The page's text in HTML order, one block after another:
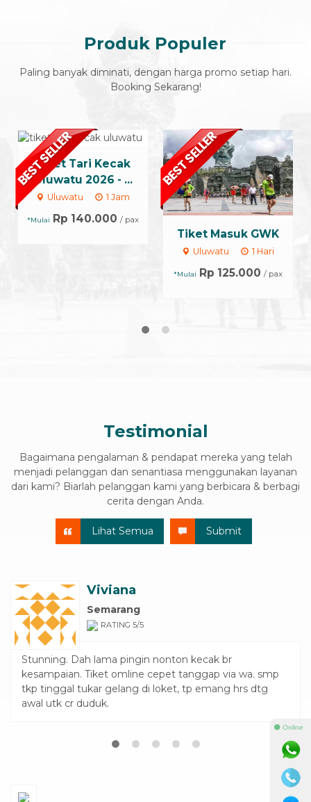
Produk Populer
Paling banyak diminati, dengan harga promo setiap hari.
Booking Sekarang!
Tiket Tari Kecak
Melasti
Testimonial
menjadi pelanggan dan senantiasa menggunakan layanan
dari kami? Biarlah pelanggan kami yang berbicara & berbagi
cerita dengan Anda.
Lihat Semua Submit
Bandung
RATING 5/5
saya beli voucher tari kecak disini, prosesnya cepet
banget..sat set sat set! Padahal sebelumnya cek di
situs sebelah abis, tapi mereka ini nyediain tiketnya
bahkan H-1. Cocok banget bagi yg belum berada di Bali
tapi pengen amankan tiket 😀😀
⚫ Online